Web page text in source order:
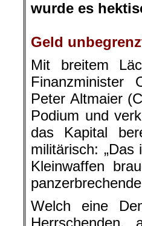
Mit breitem
Peter Altmaier
Podium und
das Kapital
militärisch:
Kleinwaffen
Welch eine
Herrschenden,
jetzt Opfer
Arbeiterinnen,